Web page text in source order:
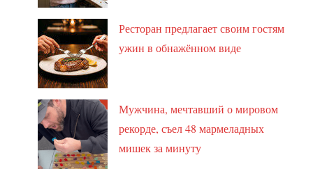
Ресторан предлагает своим гостям
ужин в обнажённом виде
Мужчина, мечтавший о мировом
рекорде, съел 48 мармеладных
мишек за минуту